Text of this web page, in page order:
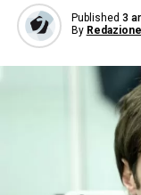
Published 3
By